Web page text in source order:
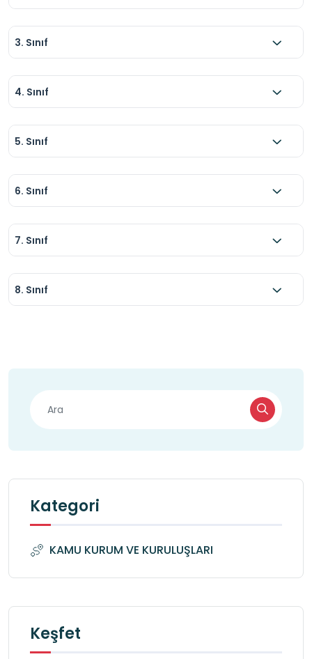
3. Sınıf
4. Sınıf
5. Sınıf
6. Sınıf
7. Sınıf
8. Sınıf
Kategori
KAMU KURUM VE KURULUŞLARI
Keşfet